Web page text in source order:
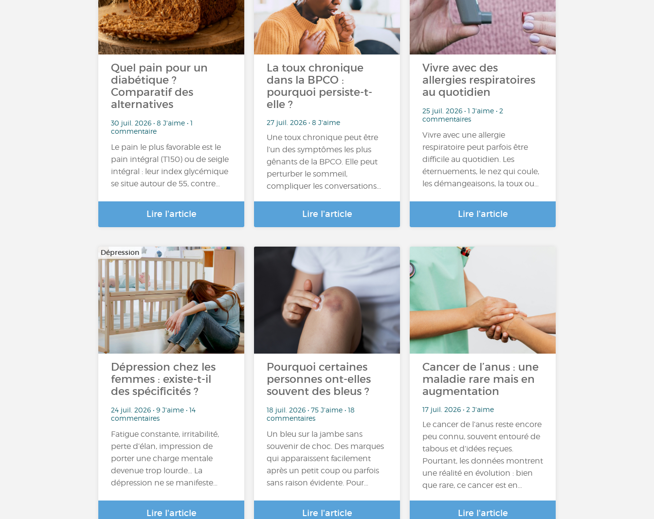
Quel pain pour un
diabétique ?
Comparatif des
alternatives
30 juil. 2026 • 8 J'aime • 1
commentaire
Le pain le plus favorable est le
pain intégral (T150) ou de seigle
intégral : leur index glycémique
se situe autour de 55, contre…
Lire l'article
La toux chronique
dans la BPCO :
pourquoi persiste-t-
elle ?
27 juil. 2026 • 8 J'aime
Une toux chronique peut être
l’un des symptômes les plus
gênants de la BPCO. Elle peut
perturber le sommeil,
compliquer les conversations…
Lire l'article
Vivre avec des
allergies respiratoires
au quotidien
25 juil. 2026 • 1 J'aime • 2
commentaires
Vivre avec une allergie
respiratoire peut parfois être
difficile au quotidien. Les
éternuements, le nez qui coule,
les démangeaisons, la toux ou…
Lire l'article
Dépression
Dépression chez les
femmes : existe-t-il
des spécificités ?
24 juil. 2026 • 9 J'aime • 14
commentaires
Fatigue constante, irritabilité,
perte d’élan, impression de
porter une charge mentale
devenue trop lourde… La
dépression ne se manifeste…
Lire l'article
Pourquoi certaines
personnes ont-elles
souvent des bleus ?
18 juil. 2026 • 75 J'aime • 18
commentaires
Un bleu sur la jambe sans
souvenir de choc. Des marques
qui apparaissent facilement
après un petit coup ou parfois
sans raison évidente. Pour…
Lire l'article
Cancer de l’anus : une
maladie rare mais en
augmentation
17 juil. 2026 • 2 J'aime
Le cancer de l’anus reste encore
peu connu, souvent entouré de
tabous et d’idées reçues.
Pourtant, les données montrent
une réalité en évolution : bien
que rare, ce cancer est en…
Lire l'article